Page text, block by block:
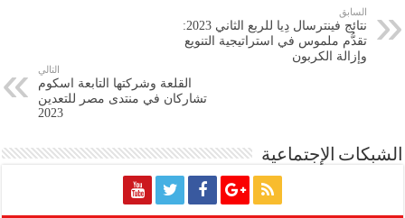
السابق
نتائج فينترسال دِيا للربع الثاني 2023:
تقدُّم ملموس في استراتيجية التنويع
وإزالة الكربون
التالي
القلعة وشركتها التابعة اسكوم
تشاركان في منتدى مصر للتعدين
2023
الشبكات الإجتماعية